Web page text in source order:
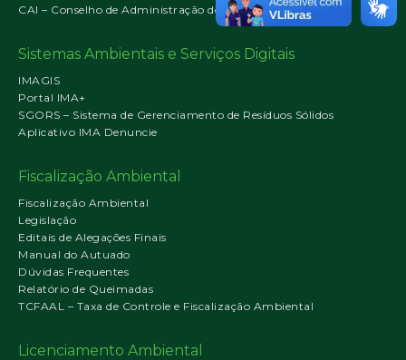
CAI – Conselho de Administração do IMA
Sistemas Ambientais e Serviços Digitais
IMAGIS
Portal IMA+
SGORS – Sistema de Gerenciamento de Resíduos Sólidos
Aplicativo IMA Denuncie
Fiscalização Ambiental
Fiscalização Ambiental
Legislação
Editais de Alegações Finais
Manual do Autuado
Dúvidas Frequentes
Relatório de Queimadas
TCFAAL – Taxa de Controle e Fiscalização Ambiental
Licenciamento Ambiental